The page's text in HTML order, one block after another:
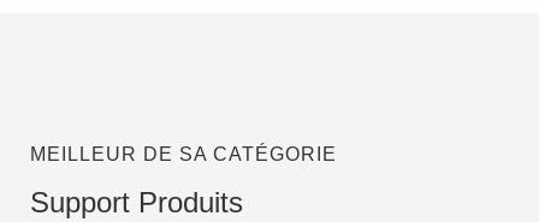
MEILLEUR DE SA CATÉGORIE
Support Produits